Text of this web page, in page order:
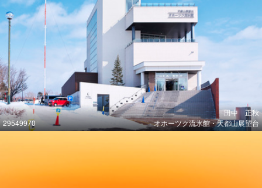
29549970
田中 正秋
オホーツク流氷館・天都山展望台